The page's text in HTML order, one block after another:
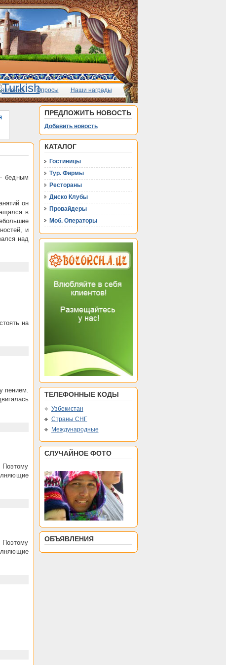
Опросы Наши награды
бедным
он
в
и
над
на
пением.
Поэтому
Поэтому
ПРЕДЛОЖИТЬ НОВОСТЬ
Добавить новость
КАТАЛОГ
Гостиницы
Тур. Фирмы
Рестораны
Диско Клубы
Провайдеры
Моб. Операторы
ТЕЛЕФОННЫЕ КОДЫ
Узбекистан
Страны СНГ
Международные
СЛУЧАЙНОЕ ФОТО
ОБЪЯВЛЕНИЯ